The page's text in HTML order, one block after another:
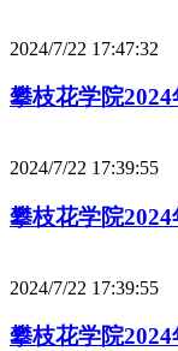
2024/7/22 17:47:32
攀枝花学院
2024/7/22 17:39:55
攀枝花学院
2024/7/22 17:39:55
攀枝花学院